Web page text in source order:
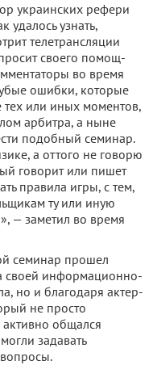
украинских рефери
удалось узнать,
телетрансля­ции
своего помощ­
во время
ошибки, которые
тех или иных моментов,
арбитра, а ныне
подобный семинар.
а оттого не говорю
гово­рит или пишет
правила игры, с тем,
ту или иную
— заметил во время
семинар прошел
своей информационно­
но и благодаря актер­
не просто
общался
задавать